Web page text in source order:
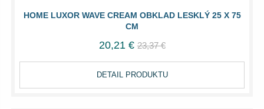
HOME LUXOR WAVE CREAM OBKLAD LESKLÝ 25 X 75
CM
20,21 € 23,37 €
DETAIL PRODUKTU